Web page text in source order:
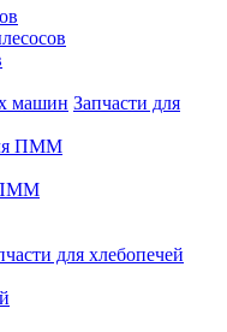
Запчасти для
ПММ
ПММ
для хлебопечей